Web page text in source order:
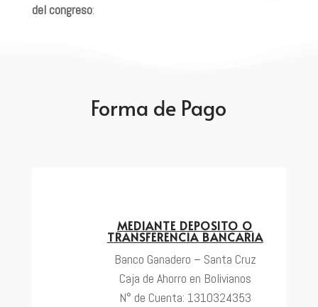
del congreso:
Forma de Pago
MEDIANTE DEPOSITO O
TRANSFERENCIA BANCARIA
Banco Ganadero – Santa Cruz
Caja de Ahorro en Bolivianos
N° de Cuenta: 1310324353